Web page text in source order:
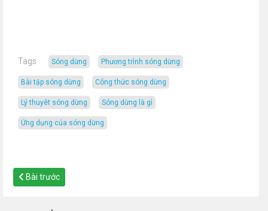
Tags sóng dừng phương trình sóng dừng
bài tập sóng dừng công thức sóng dừng
lý thuyêt sóng dừng sóng dừng là gì
ứng dụng của sóng dừng
Bài trước